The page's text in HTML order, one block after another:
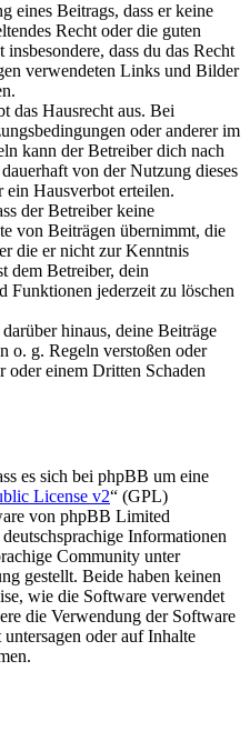
eines Beitrags, dass er keine
Recht oder die guten
dass du das Recht
verwendeten Links und Bilder
das Hausrecht aus. Bei
oder anderer im
kann der Betreiber dich nach
von der Nutzung dieses
ein Hausverbot erteilen.
der Betreiber keine
von Beiträgen übernimmt, die
die er nicht zur Kenntnis
dem Betreiber, dein
Funktionen jederzeit zu löschen
hinaus, deine Beiträge
o. g. Regeln verstoßen oder
oder einem Dritten Schaden
es sich bei phpBB um eine
License v2“ (GPL)
von phpBB Limited
Informationen
Community unter
gestellt. Beide haben keinen
wie die Software verwendet
die Verwendung der Software
oder auf Inhalte